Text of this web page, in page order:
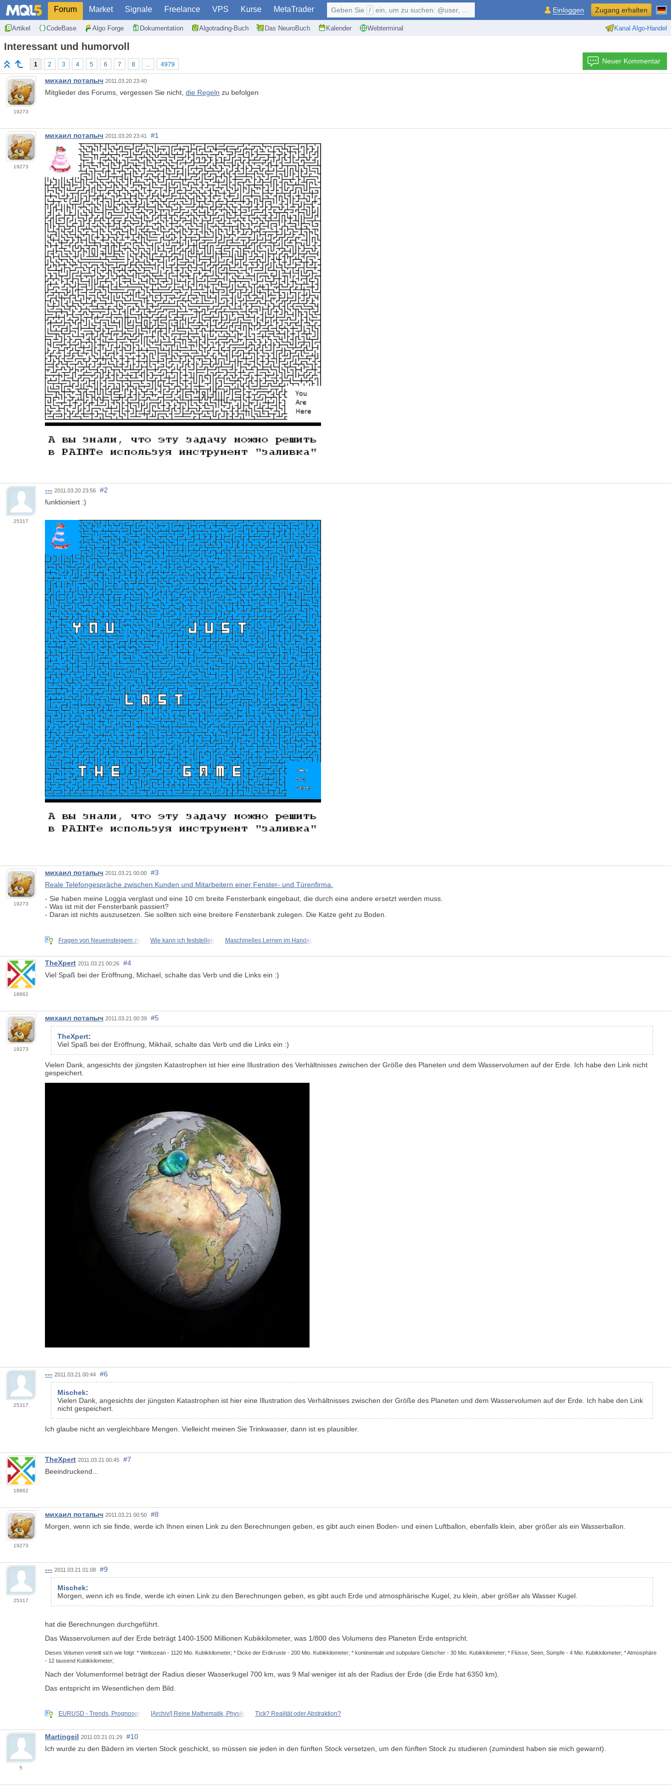
Forum Market Signale Freelance VPS Kurse MetaTrader
Artikel CodeBase Algo Forge Dokumentation Algotrading-Buch Das NeuroBuch Kalender Webterminal Kanal Algo-Handel
Geben Sie / ein, um zu suchen: @user, $symbol, ... Einloggen Zugang erhalten
Interessant und humorvoll
1 2 3 4 5 6 7 8 ... 4979 Neuer Kommentar
19273
михаил потапыч 2011.03.20 23:40
Mitglieder des Forums, vergessen Sie nicht, die Regeln zu befolgen
19273
михаил потапыч 2011.03.20 23:41 #1
25317
--- 2011.03.20 23:56
#2
funktioniert :)
19273
михаил потапыч 2011.03.21 00:00
#3
Reale Telefongespräche zwischen Kunden und Mitarbeitern einer Fenster- und Türenfirma.
- Sie haben meine Loggia verglast und eine 10 cm breite Fensterbank eingebaut, die durch eine andere ersetzt werden muss.
- Was ist mit der Fensterbank passiert?
- Daran ist nichts auszusetzen. Sie sollten sich eine breitere Fensterbank zulegen. Die Katze geht zu Boden.
Fragen von Neueinsteigern zu Wie kann ich feststellen, Maschinelles Lernen im Handel:
18862
TheXpert 2011.03.21 00:26
#4
Viel Spaß bei der Eröffnung, Michael, schalte das Verb und die Links ein :)
19273
михаил потапыч 2011.03.21 00:39 #5
TheXpert:
Viel Spaß bei der Eröffnung, Mikhail, schalte das Verb und die Links ein :)
Vielen Dank, angesichts der jüngsten Katastrophen ist hier eine Illustration des Verhältnisses zwischen der Größe des Planeten und dem Wasservolumen auf der Erde. Ich habe den Link nicht
gespeichert.
25317
--- 2011.03.21 00:44 #6
Mischek:
Vielen Dank, angesichts der jüngsten Katastrophen ist hier eine Illustration des Verhältnisses zwischen der Größe des Planeten und dem Wasservolumen auf der Erde. Ich habe den Link
nicht gespeichert.
Ich glaube nicht an vergleichbare Mengen. Vielleicht meinen Sie Trinkwasser, dann ist es plausibler.
18862
TheXpert 2011.03.21 00:45
#7
Beeindruckend...
19273
михаил потапыч 2011.03.21 00:50
#8
Morgen, wenn ich sie finde, werde ich Ihnen einen Link zu den Berechnungen geben, es gibt auch einen Boden- und einen Luftballon, ebenfalls klein, aber größer als ein Wasserballon.
25317
--- 2011.03.21 01:08 #9
Mischek:
Morgen, wenn ich es finde, werde ich einen Link zu den Berechnungen geben, es gibt auch Erde und atmosphärische Kugel, zu klein, aber größer als Wasser Kugel.
hat die Berechnungen durchgeführt.
Das Wasservolumen auf der Erde beträgt 1400-1500 Millionen Kubikkilometer, was 1/800 des Volumens des Planeten Erde entspricht.
Dieses Volumen verteilt sich wie folgt: * Weltozean - 1120 Mio. Kubikkilometer; * Dicke der Erdkruste - 200 Mio. Kubikkilometer; * kontinentale und subpolare Gletscher - 30 Mio. Kubikkilometer; * Flüsse, Seen, Sümpfe - 4 Mio. Kubikkilometer; * Atmosphäre
- 12 tausend Kubikkilometer;
Nach der Volumenformel beträgt der Radius dieser Wasserkugel 700 km, was 9 Mal weniger ist als der Radius der Erde (die Erde hat 6350 km).
Das entspricht im Wesentlichen dem Bild.
EURUSD - Trends, Prognosen [Archiv!] Reine Mathematik, Physik, Tick? Realität oder Abstraktion?
5
Martingeil 2011.03.21 01:29
#10
Ich wurde zu den Bädern im vierten Stock geschickt, so müssen sie jeden in den fünften Stock versetzen, um den fünften Stock zu studieren (zumindest haben sie mich gewarnt).